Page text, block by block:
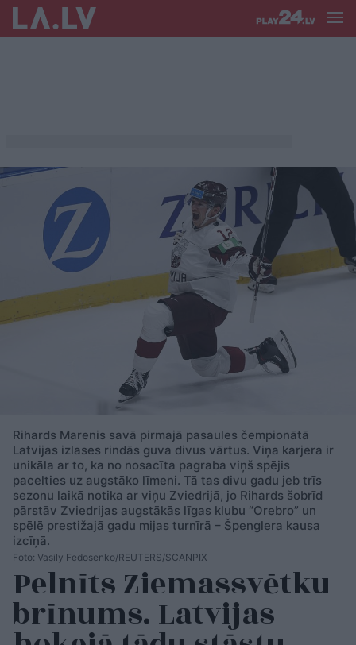
Rihards Marenis savā pirmajā pasaules čempionātā
Latvijas izlases rindās guva divus vārtus. Viņa karjera ir
unikāla ar to, ka no nosacīta pagraba viņš spējis
pacelties uz augstāko līmeni. Tā tas divu gadu jeb trīs
sezonu laikā notika ar viņu Zviedrijā, jo Rihards šobrīd
pārstāv Zviedrijas augstākās līgas klubu “Orebro” un
spēlē prestižajā gadu mijas turnīrā – Špenglera kausa
izcīņā.
Foto: Vasily Fedosenko/REUTERS/SCANPIX
Pelnīts Ziemassvētku
brīnums. Latvijas